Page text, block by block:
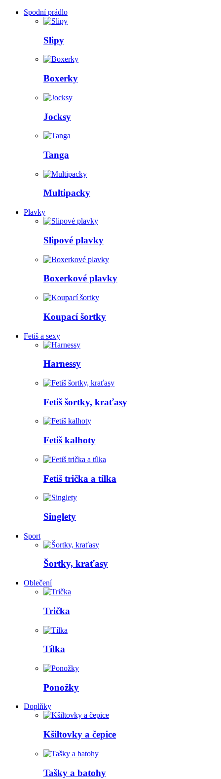
Spodní prádlo
Slipy
Boxerky
Jocksy
Tanga
Multipacky
Plavky
Slipové plavky
Boxerkové plavky
Koupací šortky
Fetiš a sexy
Harnessy
Fetiš šortky, kraťasy
Fetiš kalhoty
Fetiš trička a tílka
Singlety
Sport
Šortky, kraťasy
Oblečení
Trička
Tílka
Ponožky
Doplňky
Kšiltovky a čepice
Tašky a batohy